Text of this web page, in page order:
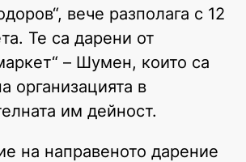
вече разполага с 12
Те са дарени от
– Шумен, които са
организацията в
им дейност.
на направеното дарение